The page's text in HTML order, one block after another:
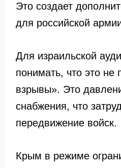
Это создает
для российской
Для израильской
понимать, что это не
взрывы». Это
снабжения, что
передвижение войск.
Крым в режиме